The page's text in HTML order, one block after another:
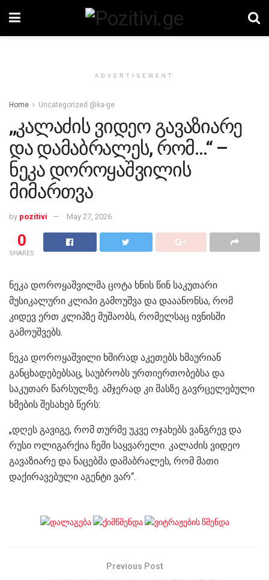
ADVERTISEMENT
Home Uncategorized @ka-ge
,,კალაძის ვიდეო გავაზიარე
და დამაბრალეს, რომ…“ –
ნეკა დოროყაშვილის
მიმართვა
by pozitivi May 27, 2026
0
SHARES
ნეკა დოროყაშვილმა ცოტა ხნის წინ საკუთარი
მუსიკალური კლიპი გამოუშვა და დააანონსა, რომ
კიდევ ერთ კლიპზე მუშაობს, რომელსაც ივნისში
გამოუშვებს.
ნეკა დოროყაშვილი ხშირად აკეთებს ხმაურიან
განცხადებებსაც, საუბრობს ურთიერთობებსა და
საკუთარ წარსულზე. ამჯერად კი მასზე გავრცელებული
ხმების შესახებ წერს:
„დღეს გავიგე, რომ თურმე უკვე ოჯახებს ვანგრევ და
რუსი ოლიგარქია ჩემი საყვარელი. კალაძის ვიდეო
გავაზიარე და ნაცებმა დამაბრალეს, რომ მათი
დაქირავებული აგენტი ვარ“.
Previous Post